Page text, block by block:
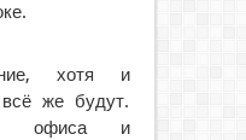
хотя и
же будут.
офиса и